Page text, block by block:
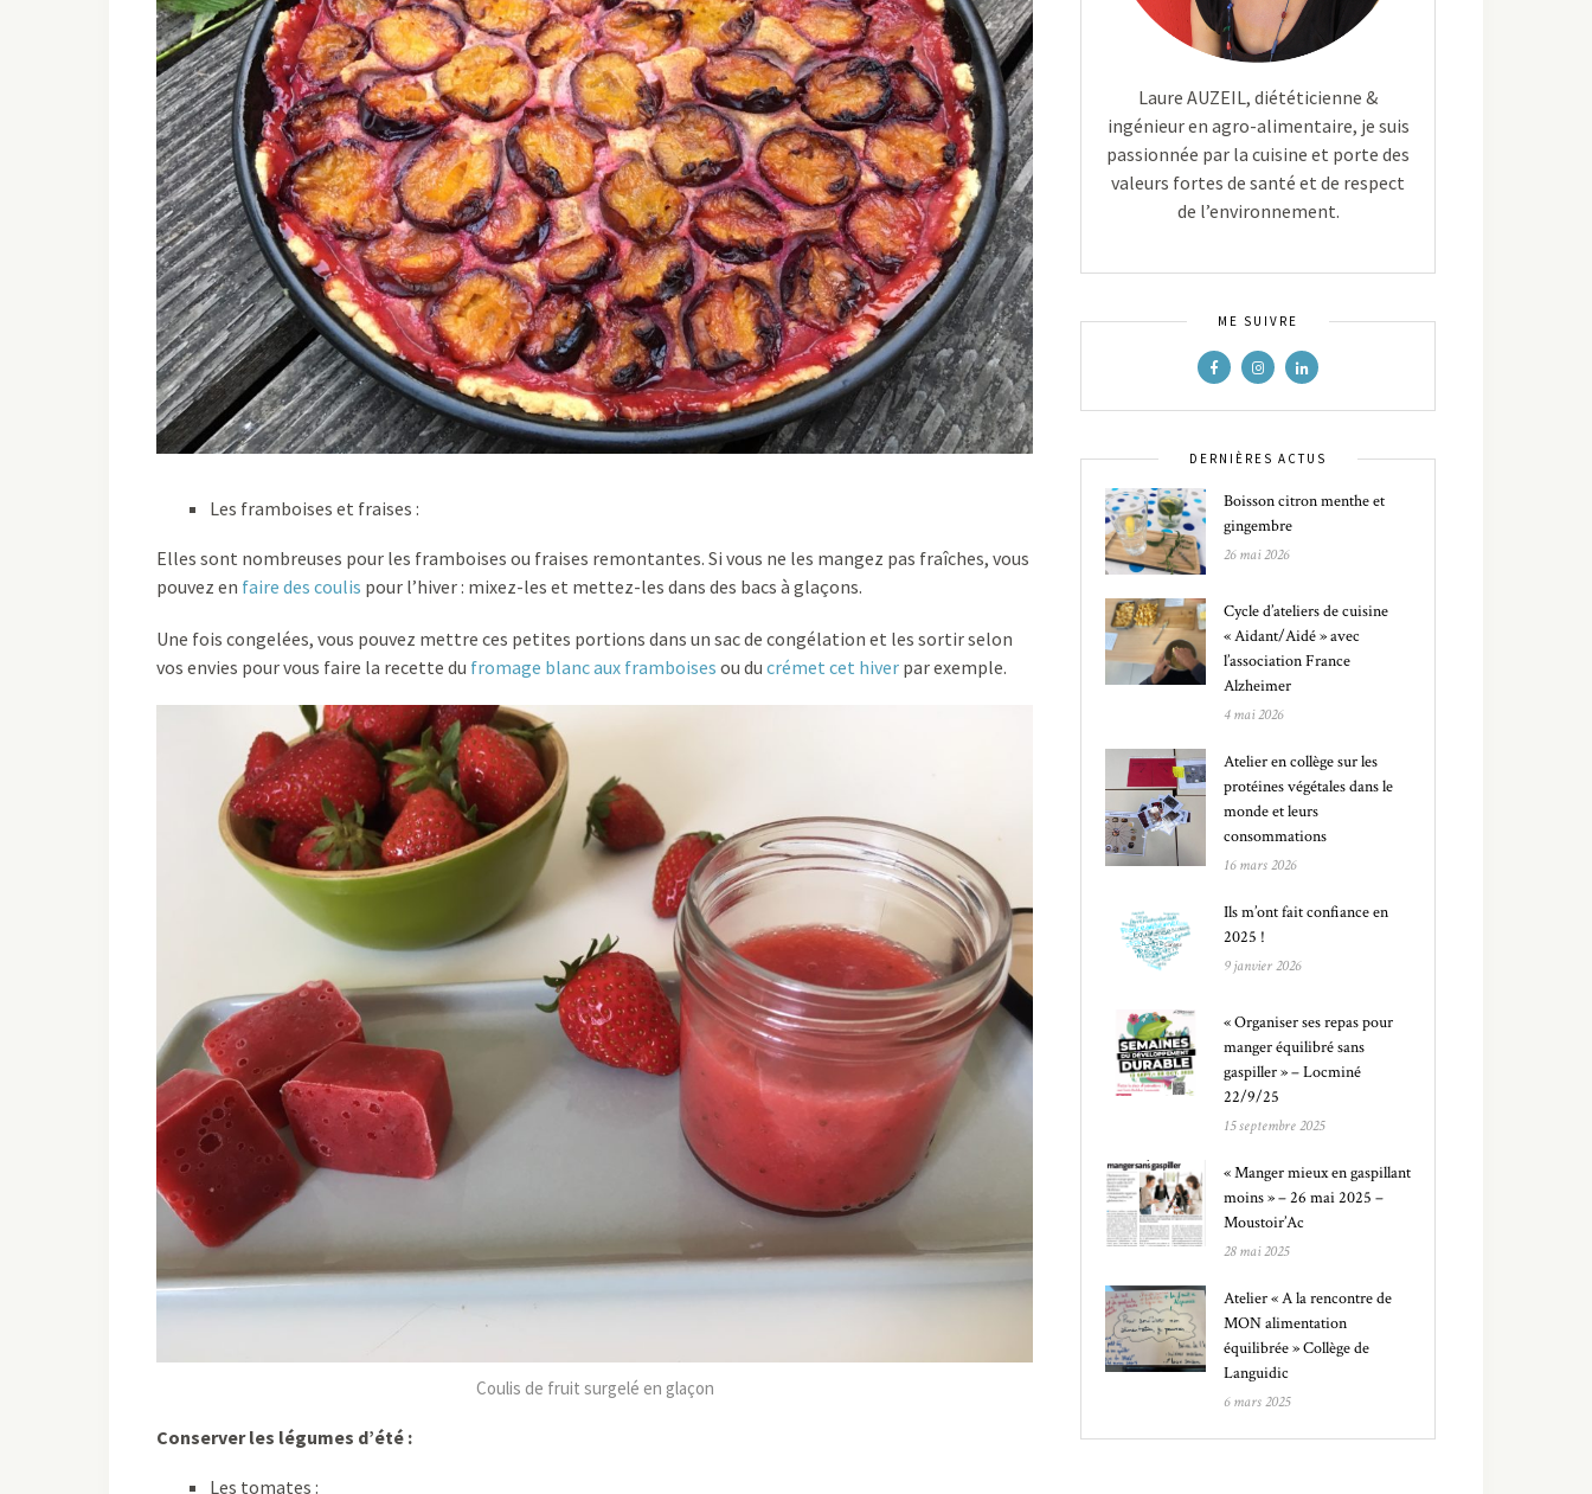
Les framboises et fraises :
Elles sont nombreuses pour les framboises ou fraises remontantes. Si vous ne les mangez pas fraîches, vous
pouvez en faire des coulis pour l’hiver : mixez-les et mettez-les dans des bacs à glaçons.
Une fois congelées, vous pouvez mettre ces petites portions dans un sac de congélation et les sortir selon
vos envies pour vous faire la recette du fromage blanc aux framboises ou du crémet cet hiver par exemple.
Coulis de fruit surgelé en glaçon
Conserver les légumes d’été :
Les tomates :
Laure AUZEIL, diététicienne &
ingénieur en agro-alimentaire, je suis
passionnée par la cuisine et porte des
valeurs fortes de santé et de respect
de l’environnement.
ME SUIVRE
DERNIÈRES ACTUS
Boisson citron menthe et
gingembre
26 mai 2026
Cycle d’ateliers de cuisine
« Aidant/Aidé » avec
l’association France
Alzheimer
4 mai 2026
Atelier en collège sur les
protéines végétales dans le
monde et leurs
consommations
16 mars 2026
Ils m’ont fait confiance en
2025 !
9 janvier 2026
« Organiser ses repas pour
manger équilibré sans
gaspiller » – Locminé
22/9/25
15 septembre 2025
« Manger mieux en gaspillant
moins » – 26 mai 2025 –
Moustoir’Ac
28 mai 2025
Atelier « A la rencontre de
MON alimentation
équilibrée » Collège de
Languidic
6 mars 2025